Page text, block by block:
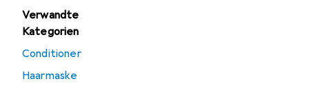
Verwandte
Kategorien
Conditioner
Haarmaske